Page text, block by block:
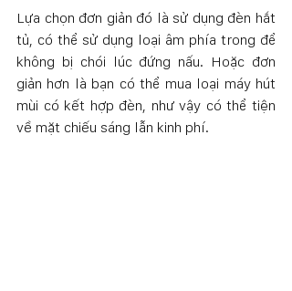
Lựa chọn đơn giản đó là sử dụng đèn hắt
tủ, có thể sử dụng loại âm phía trong để
không bị chói lúc đứng nấu. Hoặc đơn
giản hơn là bạn có thể mua loại máy hút
mùi có kết hợp đèn, như vậy có thể tiện
về mặt chiếu sáng lẫn kinh phí.